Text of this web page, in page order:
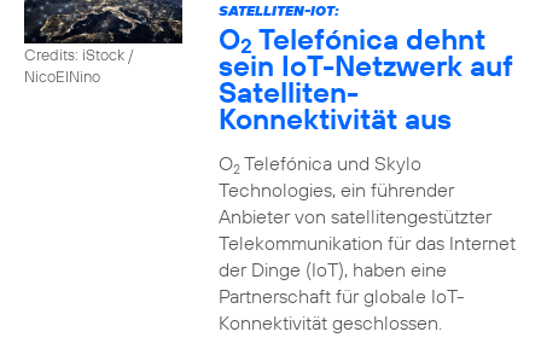
Credits: iStock /
NicoElNino
SATELLITEN-IOT:
O2 Telefónica dehnt
sein IoT-Netzwerk auf
Satelliten-
Konnektivität aus
O2Telefónica und Skylo
Technologies, ein führender
Anbieter von satellitengestützter
Telekommunikation für das Internet
der Dinge (IoT), haben eine
Partnerschaft für globale IoT-
Konnektivität geschlossen.